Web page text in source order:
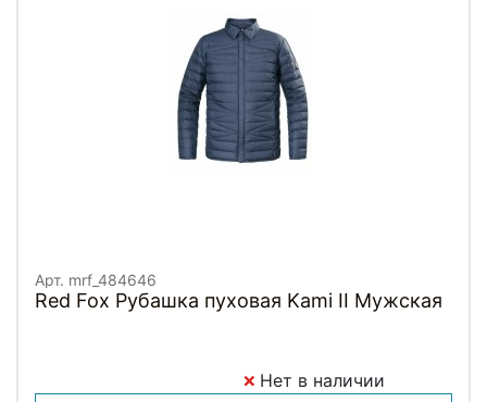
Арт. mrf_484646
Red Fox Рубашка пуховая Kami II Мужская
Нет в наличии